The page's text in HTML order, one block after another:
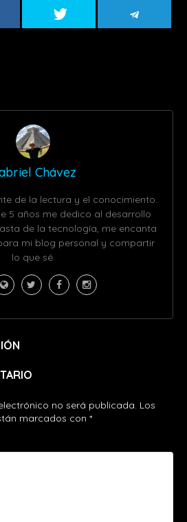
Chávez
de la lectura y el conocimiento.
5 años me dedico al desarrollo
de la tecnología, me encanta
mi blog personal y compartir
lo que sé.
no será publicada. Los
marcados con *